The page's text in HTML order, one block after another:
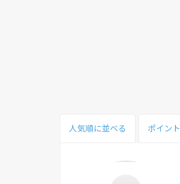
人気順に並べる ポイント